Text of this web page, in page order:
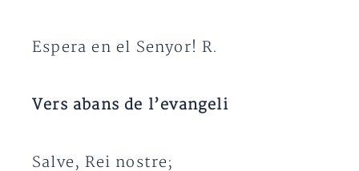
Espera en el Senyor! R.
Vers abans de l’evangeli
Salve, Rei nostre;